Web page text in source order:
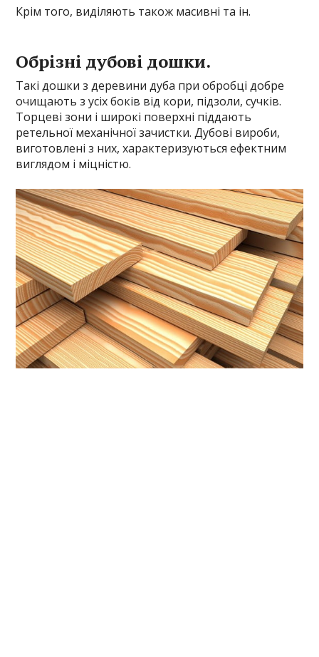
Крім того, виділяють також масивні та ін.
Обрізні дубові дошки.
Такі дошки з деревини дуба при обробці добре
очищають з усіх боків від кори, підзоли, сучків.
Торцеві зони і широкі поверхні піддають
ретельної механічної зачистки. Дубові вироби,
виготовлені з них, характеризуються ефектним
виглядом і міцністю.